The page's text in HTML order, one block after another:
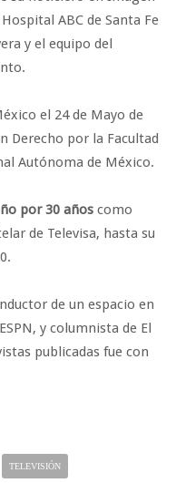
ABC de Santa Fe
y el equipo del
el 24 de Mayo de
Derecho por la Facultad
Autónoma de México.
por 30 añoscomo
de Televisa, hasta su
de un espacio en
y columnista de El
publicadas fue con
TELEVISIÓN